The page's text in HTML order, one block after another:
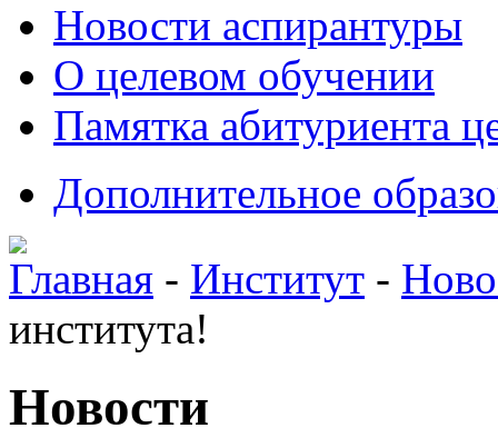
Новости аспирантуры
О целевом обучении
Памятка абитуриента
Дополнительное
Главная - Институт -
института!
Новости